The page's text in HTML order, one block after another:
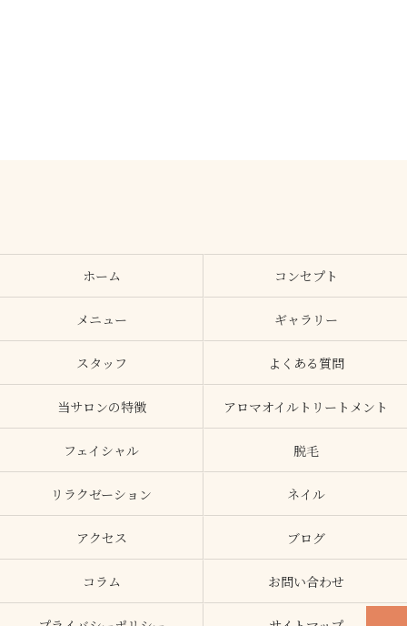
ホーム コンセプト
メニュー ギャラリー
スタッフ よくある質問
当サロンの特徴 アロマオイルトリートメント
フェイシャル 脱毛
リラクゼーション ネイル
アクセス ブログ
コラム お問い合わせ